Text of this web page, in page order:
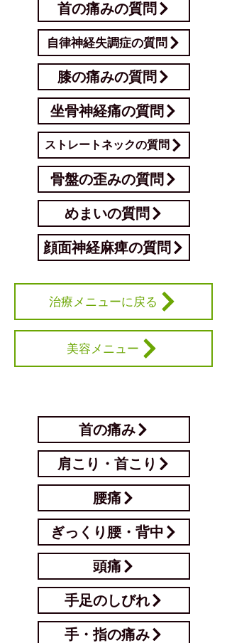
首の痛みの質問
自律神経失調症の質問
膝の痛みの質問
坐骨神経痛の質問
ストレートネックの質問
骨盤の歪みの質問
めまいの質問
顔面神経麻痺の質問
治療メニューに戻る
美容メニュー
首の痛み
肩こり・首こり
腰痛
ぎっくり腰・背中
頭痛
手足のしびれ
手・指の痛み